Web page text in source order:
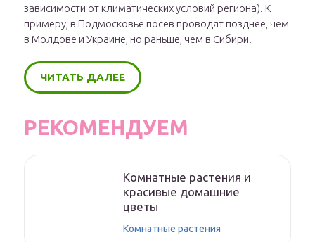
зависимости от климатических условий региона). К
примеру, в Подмосковье посев проводят позднее, чем
в Молдове и Украине, но раньше, чем в Сибири.
ЧИТАТЬ ДАЛЕЕ
РЕКОМЕНДУЕМ
Комнатные растения и
красивые домашние
цветы
Комнатные растения